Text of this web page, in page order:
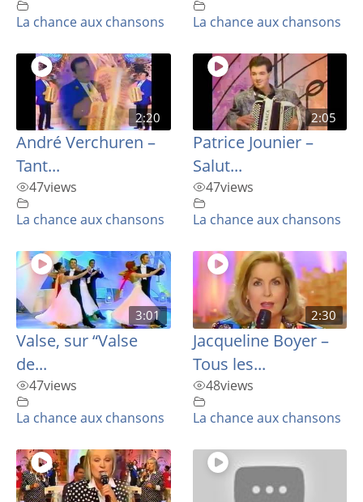
La chance aux chansons
La chance aux chansons
2:20
André Verchuren –
Tant...
47views
La chance aux chansons
2:05
Patrice Jounier –
Salut...
47views
La chance aux chansons
3:01
Valse, sur “Valse
de...
47views
La chance aux chansons
2:30
Jacqueline Boyer –
Tous les...
48views
La chance aux chansons